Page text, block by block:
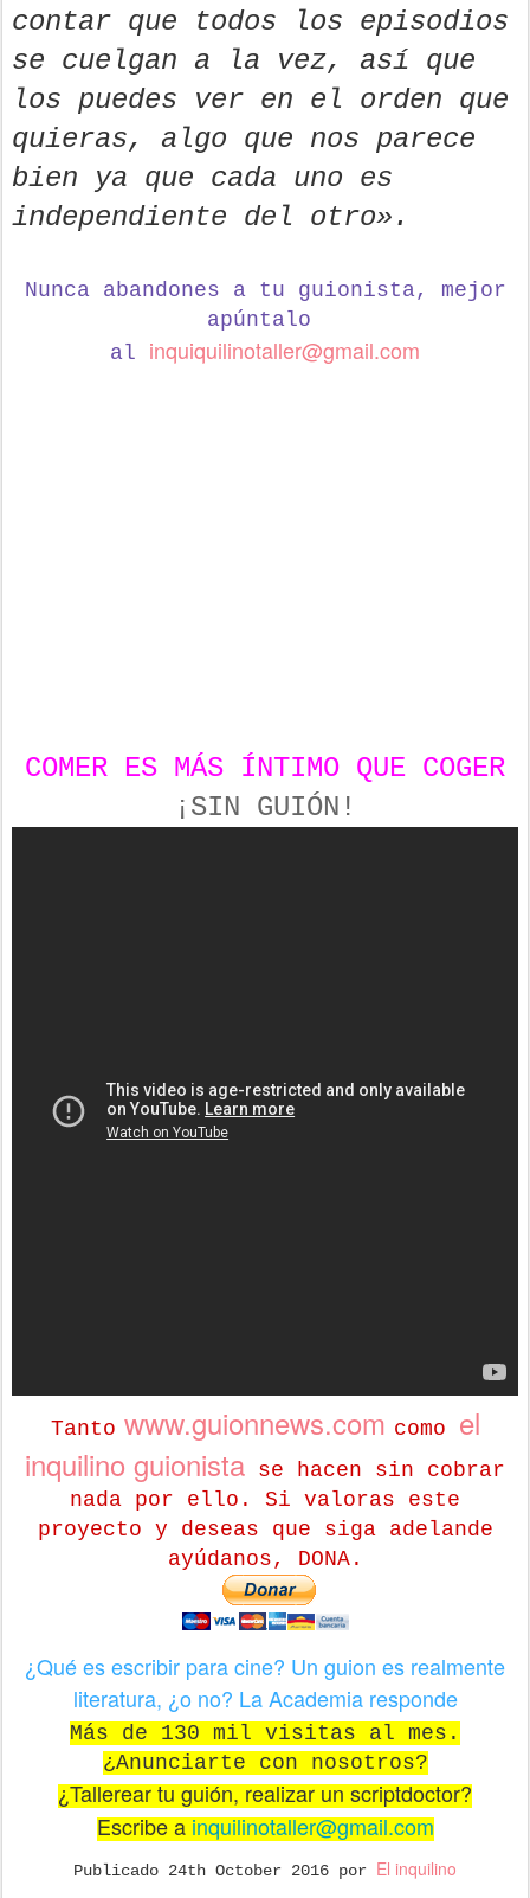
contar que todos los episodios
se cuelgan a la vez, así que
los puedes ver en el orden que
quieras, algo que nos parece
bien ya que cada uno es
independiente del otro».
Nunca abandones a tu guionista, mejor
apúntalo
al inquiquilinotaller@gmail.com
COMER ES MÁS ÍNTIMO QUE COGER
¡SIN GUIÓN!
Tanto www.guionnews.com como el
inquilino guionista se hacen sin cobrar
nada por ello. Si valoras este
proyecto y deseas que siga adelande
ayúdanos, DONA.
¿Qué es escribir para cine? Un guion es realmente
literatura, ¿o no? La Academia responde
Más de 130 mil visitas al mes.
¿Anunciarte con nosotros?
¿Tallerear tu guión, realizar un scriptdoctor?
Escribe ainquilinotaller@gmail.com
Publicado 24th October 2016 por El inquilino